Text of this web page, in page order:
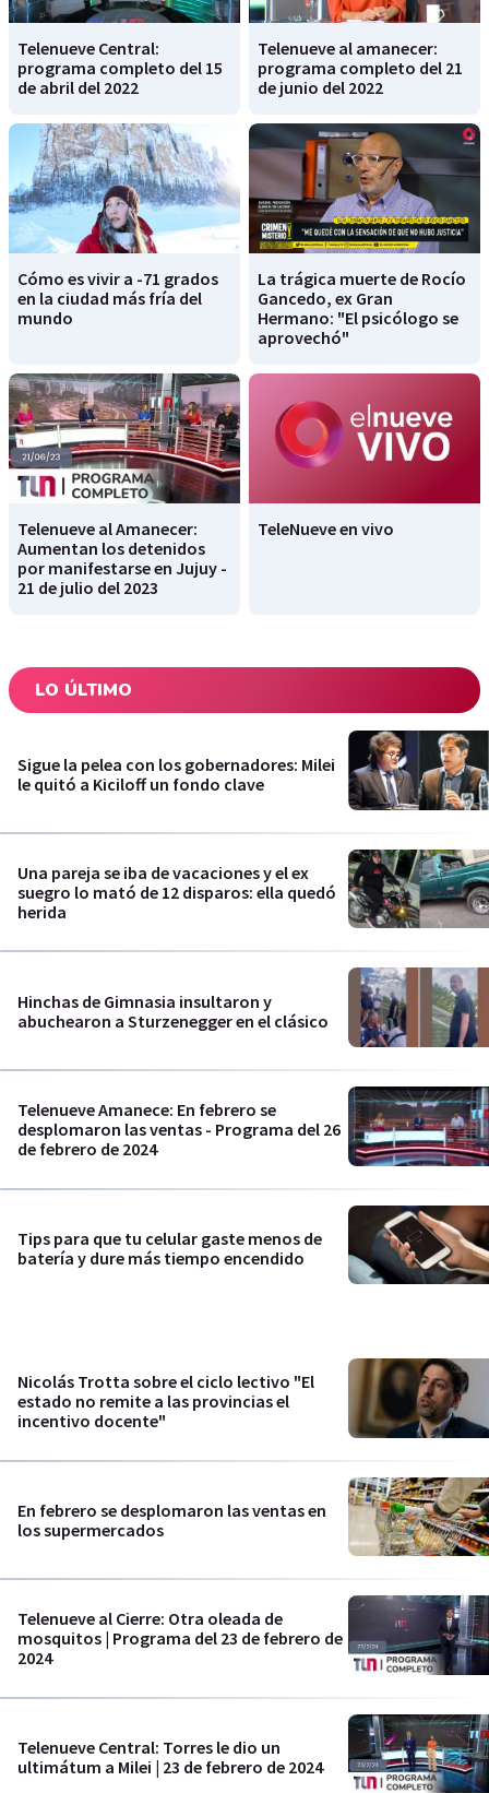
Telenueve Central:
programa completo del 15
de abril del 2022
Telenueve al amanecer:
programa completo del 21
de junio del 2022
Cómo es vivir a -71 grados
en la ciudad más fría del
mundo
La trágica muerte de Rocío
Gancedo, ex Gran
Hermano: "El psicólogo se
aprovechó"
Telenueve al Amanecer:
Aumentan los detenidos
por manifestarse en Jujuy -
21 de julio del 2023
TeleNueve en vivo
LO ÚLTIMO
Sigue la pelea con los gobernadores: Milei
le quitó a Kiciloff un fondo clave
Una pareja se iba de vacaciones y el ex
suegro lo mató de 12 disparos: ella quedó
herida
Hinchas de Gimnasia insultaron y
abuchearon a Sturzenegger en el clásico
Telenueve Amanece: En febrero se
desplomaron las ventas - Programa del 26
de febrero de 2024
Tips para que tu celular gaste menos de
batería y dure más tiempo encendido
Nicolás Trotta sobre el ciclo lectivo "El
estado no remite a las provincias el
incentivo docente"
En febrero se desplomaron las ventas en
los supermercados
Telenueve al Cierre: Otra oleada de
mosquitos | Programa del 23 de febrero de
2024
Telenueve Central: Torres le dio un
ultimátum a Milei | 23 de febrero de 2024